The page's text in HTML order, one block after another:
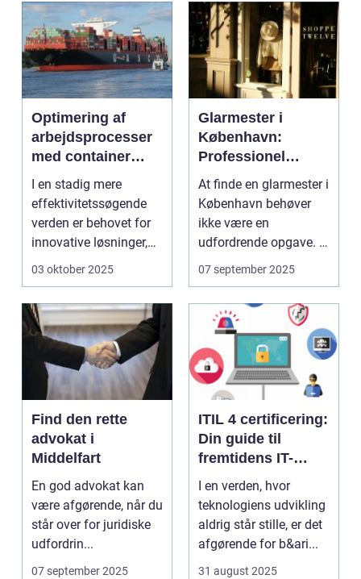
Optimering af
arbejdsprocesser
med container
tilter
I en stadig mere
effektivitetssøgende
verden er behovet for
innovative løsninger,
der ...
03 oktober 2025
Glarmester i
København:
Professionel
løsning til alle
behov
At finde en glarmester i
København behøver
ikke være en
udfordrende opgave. I
en...
07 september 2025
Find den rette
advokat i
Middelfart
En god advokat kan
være afgørende, når du
står over for juridiske
udfordrin...
07 september 2025
ITIL 4 certificering:
Din guide til
fremtidens IT-
service
management
I en verden, hvor
teknologiens udvikling
aldrig står stille, er det
afgørende for b&ari...
31 august 2025